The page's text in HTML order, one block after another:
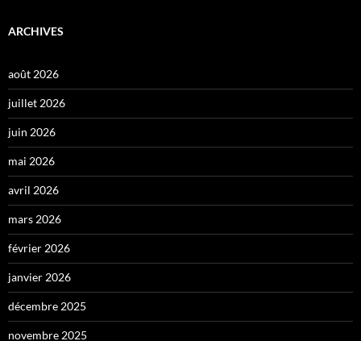
ARCHIVES
août 2026
juillet 2026
juin 2026
mai 2026
avril 2026
mars 2026
février 2026
janvier 2026
décembre 2025
novembre 2025